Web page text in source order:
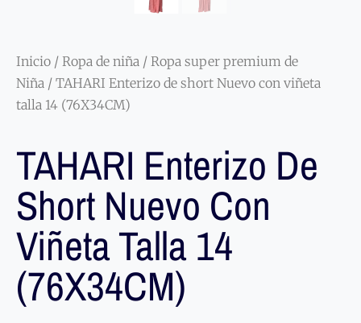
Inicio / Ropa de niña / Ropa super premium de
Niña / TAHARI Enterizo de short Nuevo con viñeta
talla 14 (76X34CM)
TAHARI Enterizo De
Short Nuevo Con
Viñeta Talla 14
(76X34CM)